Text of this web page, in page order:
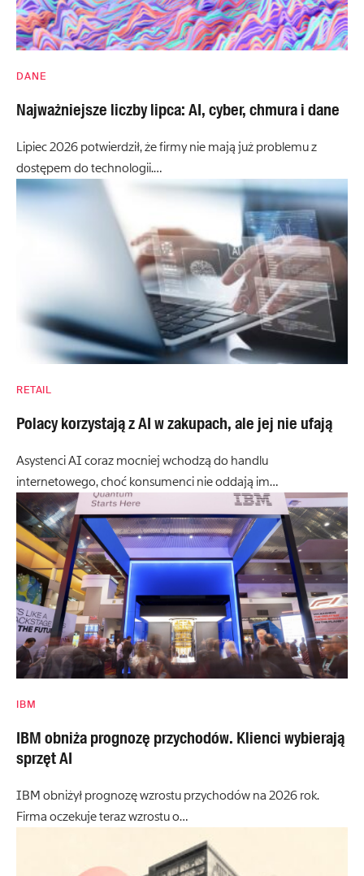
DANE
Najważniejsze liczby lipca: AI, cyber, chmura i dane
Lipiec 2026 potwierdził, że firmy nie mają już problemu z
dostępem do technologii.…
RETAIL
Polacy korzystają z AI w zakupach, ale jej nie ufają
Asystenci AI coraz mocniej wchodzą do handlu
internetowego, choć konsumenci nie oddają im…
IBM
IBM obniża prognozę przychodów. Klienci wybierają
sprzęt AI
IBM obniżył prognozę wzrostu przychodów na 2026 rok.
Firma oczekuje teraz wzrostu o…